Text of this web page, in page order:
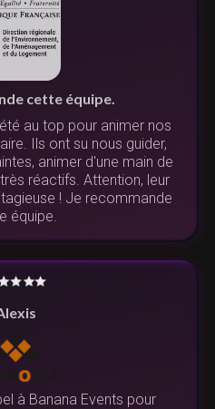
cette équipe.
au top pour animer nos
Ils ont su nous guider,
animer d'une main de
réactifs. Attention, leur
! Je recommande
équipe.
à Banana Events pour